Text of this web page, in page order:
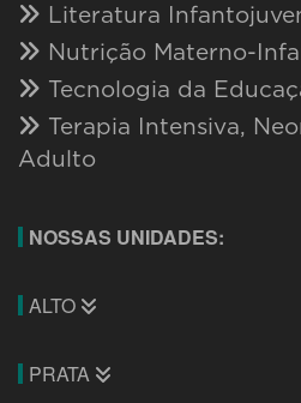
Literatura
Nutrição Materno-
Tecnologia da
Terapia Intensiva,
Adulto
NOSSAS UNIDADES:
ALTO
PRATA